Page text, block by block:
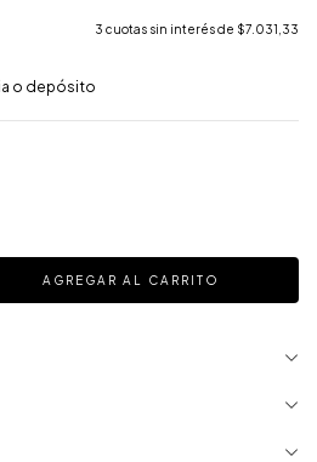
3 cuotas sin interés de $7.031,33
o depósito